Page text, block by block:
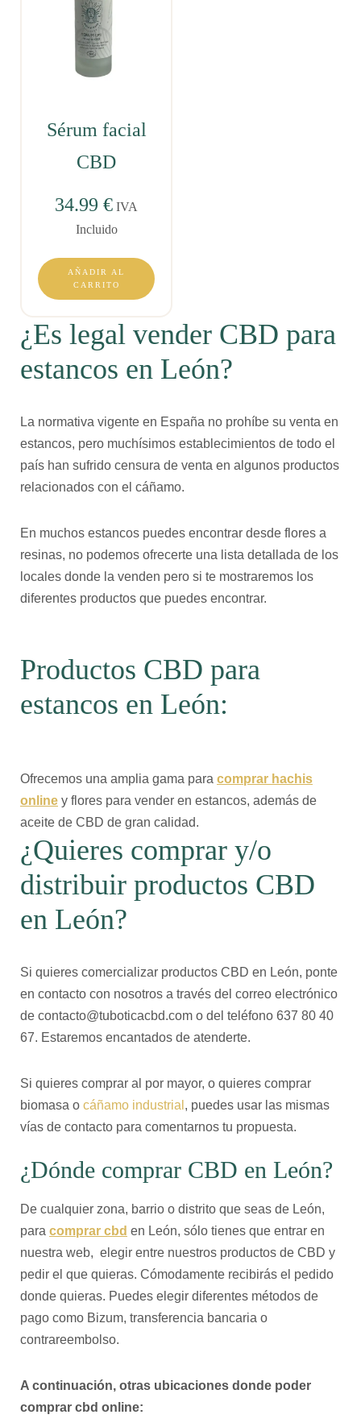
Sérum facial
CBD
34.99 € IVA
Incluido
AÑADIR AL
CARRITO
¿Es legal vender CBD para
estancos en León?
La normativa vigente en España no prohíbe su venta en
estancos, pero muchísimos establecimientos de todo el
país han sufrido censura de venta en algunos productos
relacionados con el cáñamo.
En muchos estancos puedes encontrar desde flores a
resinas, no podemos ofrecerte una lista detallada de los
locales donde la venden pero si te mostraremos los
diferentes productos que puedes encontrar.
Productos CBD para
estancos en León:
Ofrecemos una amplia gama para comprar hachis
online y flores para vender en estancos, además de
aceite de CBD de gran calidad.
¿Quieres comprar y/o
distribuir productos CBD
en León?
Si quieres comercializar productos CBD en León, ponte
en contacto con nosotros a través del correo electrónico
de contacto@tuboticacbd.com o del teléfono 637 80 40
67. Estaremos encantados de atenderte.
Si quieres comprar al por mayor, o quieres comprar
biomasa o cáñamo industrial , puedes usar las mismas
vías de contacto para comentarnos tu propuesta.
¿Dónde comprar CBD en León?
De cualquier zona, barrio o distrito que seas de León,
para comprar cbd en León, sólo tienes que entrar en
nuestra web, elegir entre nuestros productos de CBD y
pedir el que quieras. Cómodamente recibirás el pedido
donde quieras. Puedes elegir diferentes métodos de
pago como Bizum, transferencia bancaria o
contrareembolso.
A continuación, otras ubicaciones donde poder
comprar cbd online: